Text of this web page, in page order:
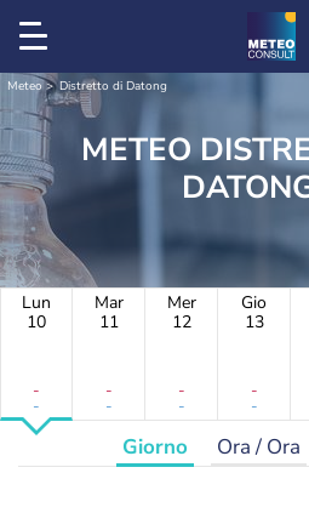
Meteo Distretto di Datong
METEO DISTRETTO DI
Lun
10
-
-
Mar
11
-
-
Mer
12
-
-
Gio
13
-
-
Giorno Ora / Ora